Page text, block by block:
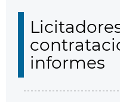
informes